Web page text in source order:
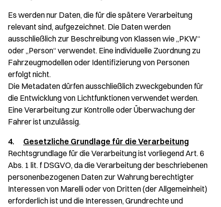
Es werden nur Daten, die für die spätere Verarbeitung
relevant sind, aufgezeichnet. Die Daten werden
ausschließlich zur Beschreibung von Klassen wie „PKW“
oder „Person“ verwendet. Eine individuelle Zuordnung zu
Fahrzeugmodellen oder Identifizierung von Personen
erfolgt nicht.
Die Metadaten dürfen ausschließlich zweckgebunden für
die Entwicklung von Lichtfunktionen verwendet werden.
Eine Verarbeitung zur Kontrolle oder Überwachung der
Fahrer ist unzulässig.
4. Gesetzliche Grundlage für die Verarbeitung
Rechtsgrundlage für die Verarbeitung ist vorliegend Art. 6
Abs. 1 lit. f DSGVO, da die Verarbeitung der beschriebenen
personenbezogenen Daten zur Wahrung berechtigter
Interessen von Marelli oder von Dritten (der Allgemeinheit)
erforderlich ist und die Interessen, Grundrechte und